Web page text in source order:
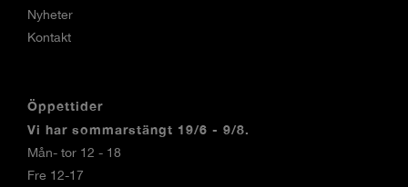
Nyheter
Kontakt
Öppettider
Vi har sommarstängt 19/6 - 9/8.
Mån- tor 12 - 18
Fre 12-17